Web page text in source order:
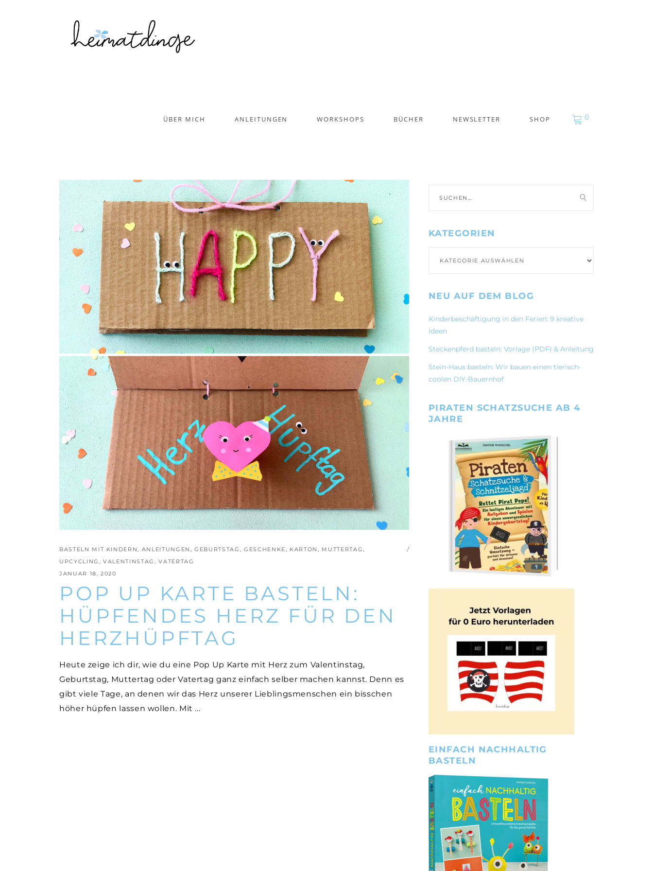
ÜBER MICH ANLEITUNGEN WORKSHOPS BÜCHER NEWSLETTER SHOP 0
BASTELN MIT KINDERN, ANLEITUNGEN ,GEBURTSTAG , GESCHENKE, KARTON, MUTTERTAG,
UPCYCLING ,VALENTINSTAG ,VATERTAG
JANUAR 18, 2020
POP UP KARTE BASTELN:
HÜPFENDES HERZ FÜR DEN
HERZHÜPFTAG
Heute zeige ich dir, wie du eine Pop Up Karte mit Herz zum Valentinstag,
Geburtstag, Muttertag oder Vatertag ganz einfach selber machen kannst. Denn es
gibt viele Tage, an denen wir das Herz unserer Lieblingsmenschen ein bisschen
höher hüpfen lassen wollen. Mit
nach:
KATEGORIEN
NEU AUF DEM BLOG
Kinderbeschäftigung in den Ferien: 9 kreative
Ideen
Steckenpferd basteln: Vorlage (PDF) & Anleitung
Stein-Haus basteln: Wir bauen einen tierisch-
coolen DIY-Bauernhof
PIRATEN SCHATZSUCHE AB 4
JAHRE
EINFACH NACHHALTIG
BASTELN